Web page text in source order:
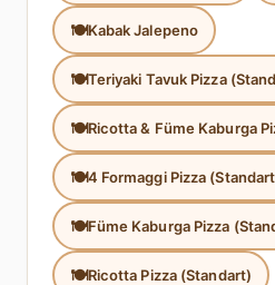
Kabak Jalepeno
Teriyaki Tavuk Pizza
Ricotta & Füme Kaburga
4 Formaggi Pizza
Füme Kaburga Pizza
Ricotta Pizza (Standart)